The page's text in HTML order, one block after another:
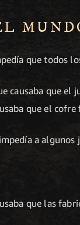
que todos
causaba que el
que el
a
que las